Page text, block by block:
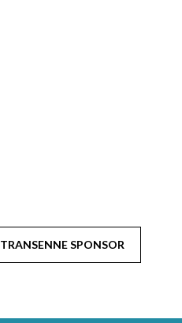
TRANSENNE SPONSOR